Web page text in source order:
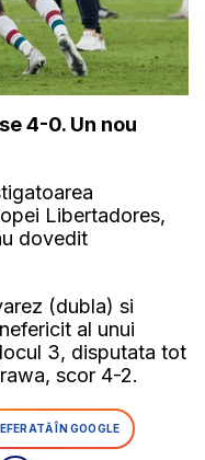
4-0. Un nou
Libertadores,
dovedit
(dubla) si
al unui
3, disputata tot
scor 4-2.
ÎN GOOGLE